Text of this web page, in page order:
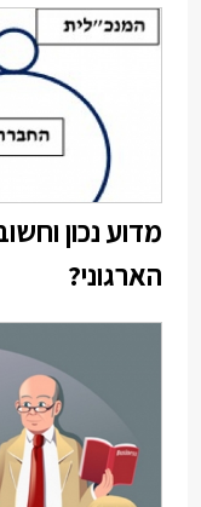
מדוע נכון
הארגוני?